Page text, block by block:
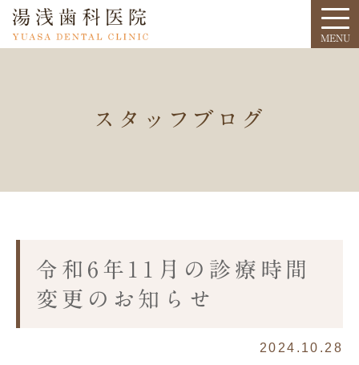
スタッフブログ
令和6年11月の診療時間
変更のお知らせ
2024.10.28